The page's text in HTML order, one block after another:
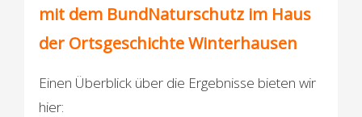
mit dem BundNaturschutz im Haus
der Ortsgeschichte Winterhausen
Einen Überblick über die Ergebnisse bieten wir
hier: